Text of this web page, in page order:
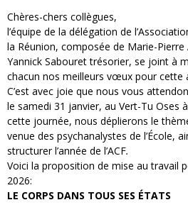
Chères-chers collègues,
l’équipe de la délégation de
la Réunion, composée de Marie-
Yannick Sabouret trésorier, se joint à
chacun nos meilleurs vœux pour cette
C’est avec joie que nous vous
le samedi 31 janvier, au Vert-Tu Oses
cette journée, nous déplierons le
venue des psychanalystes de l’École,
structurer l’année de l’ACF.
Voici la proposition de mise au travail
2026:
LE CORPS DANS TOUS SES ÉTATS